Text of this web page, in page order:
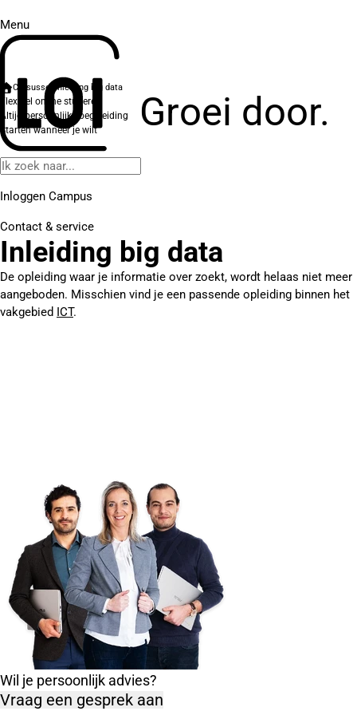
Menu
Groei door.
Inloggen Campus
Contact & service
Cursussen Inleiding big data
Flexibel online studeren
Altijd persoonlijke begeleiding
Starten wanneer je wilt
Inleiding big data
De opleiding waar je informatie over zoekt, wordt helaas niet meer
aangeboden. Misschien vind je een passende opleiding binnen het
vakgebied ICT.
Wil je persoonlijk advies?
Vraag een gesprek aan